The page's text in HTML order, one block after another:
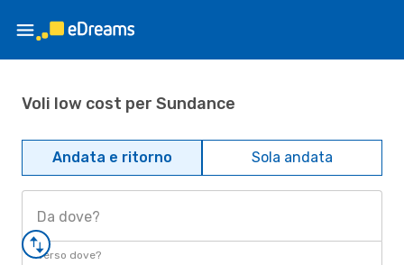
Voli low cost per Sundance
Andata e ritorno Sola andata
Da dove?
Verso dove?